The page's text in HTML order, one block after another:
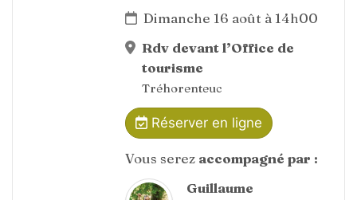
Dimanche 16 août à 14h00
Rdv devant l’Office de
tourisme
Tréhorenteuc
Réserver en ligne
Vous serez accompagné par :
Guillaume